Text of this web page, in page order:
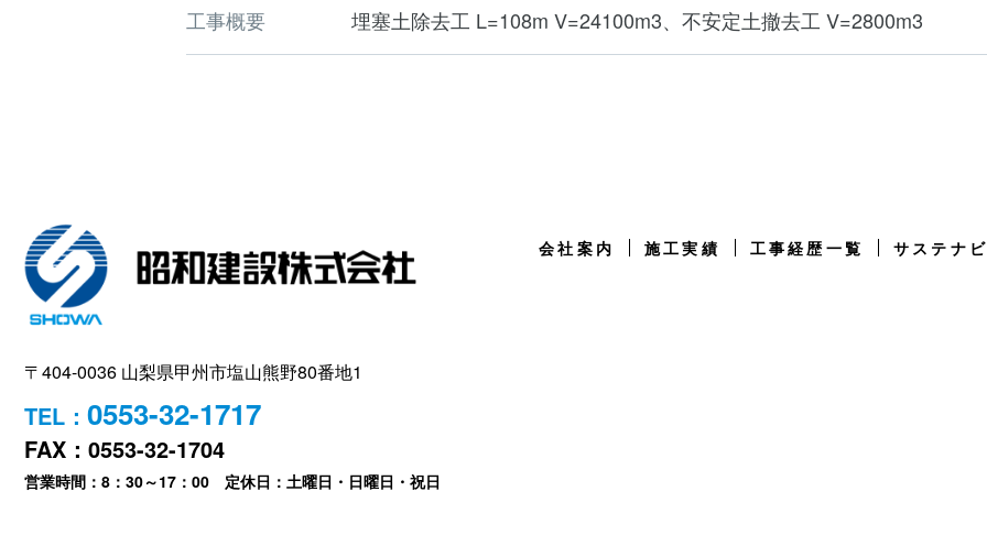
工事概要 埋塞土除去工 L=108m V=24100m3、不安定土撤去工 V=2800m3
会社案内 施工実績 工事経歴一覧 サステナ
〒404-0036 山梨県甲州市塩山熊野80番地1
TEL： 0553-32-1717
FAX：0553-32-1704
営業時間：8：30～17：00 定休日：土曜日・日曜日・祝日